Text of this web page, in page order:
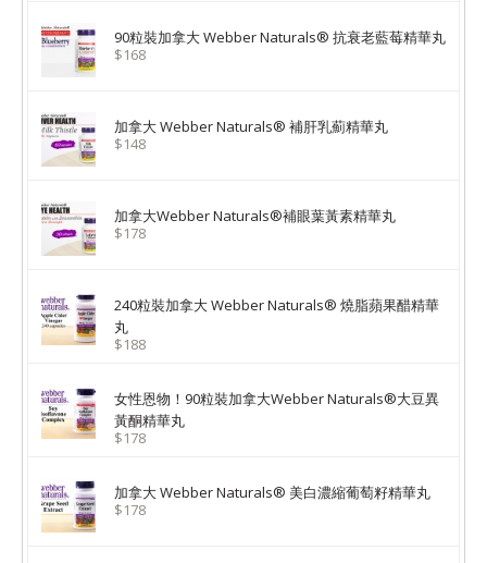
90粒裝加拿大 Webber Naturals® 抗衰老藍莓精華丸
$168
加拿大 Webber Naturals® 補肝乳薊精華丸
$148
加拿大Webber Naturals®補眼葉黃素精華丸
$178
240粒裝加拿大 Webber Naturals® 燒脂蘋果醋精華
丸
$188
女性恩物！90粒裝加拿大Webber Naturals®大豆異
黃酮精華丸
$178
加拿大 Webber Naturals® 美白濃縮葡萄籽精華丸
$178